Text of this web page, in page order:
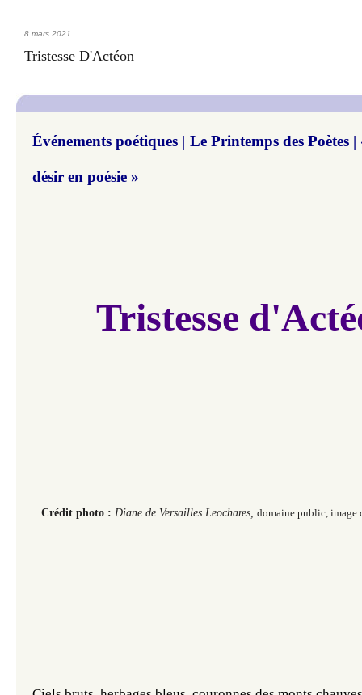
8 mars 2021
Tristesse D'Actéon
Événements poétiques | Le Printemps des Poètes
désir en poésie »
Tristesse
Crédit photo : Diane de Versailles Leochares, domaine public, image